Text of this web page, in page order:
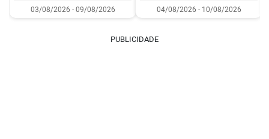
03/08/2026 - 09/08/2026 04/08/2026 - 10/08/2026
PUBLICIDADE